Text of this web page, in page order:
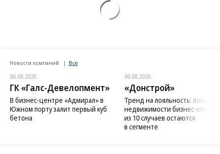
Новости компаний Все
06.08.2026
ГК «Галс-Девелопмент»
В бизнес-центре «Адмирал» в
Южном порту залит первый куб
бетона
06.08.2026
«Донстрой»
Тренд на лояльность:
недвижимости бизнес-класса
из 10 случаев остаются
в сегменте